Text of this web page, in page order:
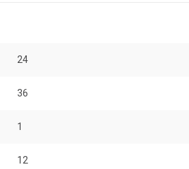
24
36
1
12